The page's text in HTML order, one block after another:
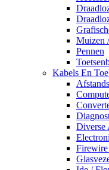
Muizen
Pennen
Kabels En
Diverse